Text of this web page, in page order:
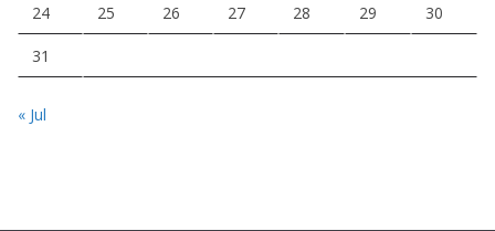
24 25 26 27 28 29 30
31
« Jul